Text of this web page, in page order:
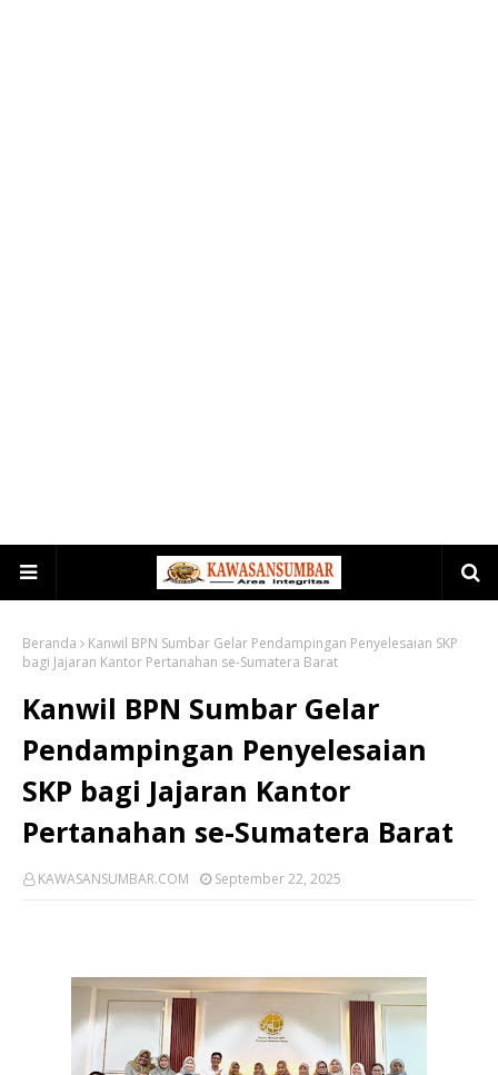
Beranda
Kanwil BPN Sumbar Gelar Pendampingan Penyelesaian SKP
bagi Jajaran Kantor Pertanahan se-Sumatera Barat
Kanwil BPN Sumbar Gelar
Pendampingan Penyelesaian
SKP bagi Jajaran Kantor
Pertanahan se-Sumatera Barat
KAWASANSUMBAR.COM September 22, 2025